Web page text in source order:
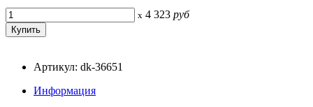
x 4 323 руб
Артикул: dk-36651
Информация